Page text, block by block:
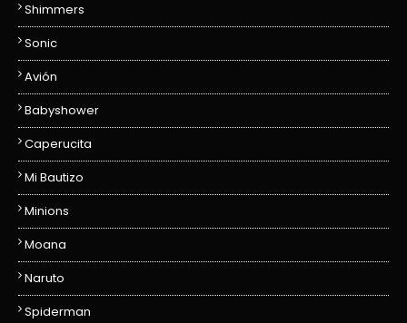
Shimmers
Sonic
Avión
Babyshower
Caperucita
Mi Bautizo
Minions
Moana
Naruto
Spiderman